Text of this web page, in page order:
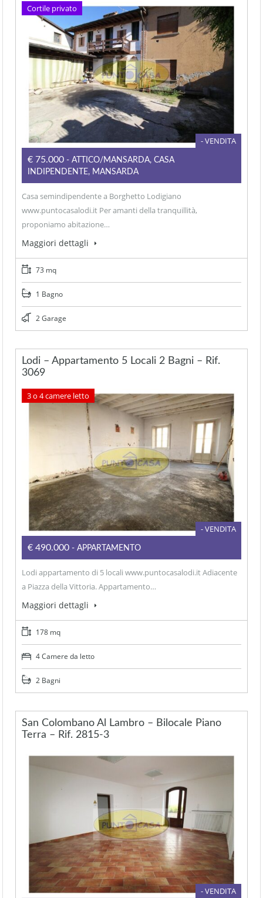
Cortile privato
- VENDITA
€75.000 - ATTICO/MANSARDA, CASA
INDIPENDENTE, MANSARDA
Casa semindipendente a Borghetto Lodigiano
www.puntocasalodi.it Per amanti della tranquillità,
proponiamo abitazione…
Maggiori dettagli
73 mq
1 Bagno
2 Garage
Lodi – Appartamento 5 Locali 2 Bagni – Rif.
3069
3 o 4 camere letto
- VENDITA
€490.000 - APPARTAMENTO
Lodi appartamento di 5 locali www.puntocasalodi.it Adiacente
a Piazza della Vittoria. Appartamento…
Maggiori dettagli
178 mq
4 Camere da letto
2 Bagni
San Colombano Al Lambro – Bilocale Piano
Terra – Rif. 2815-3
- VENDITA